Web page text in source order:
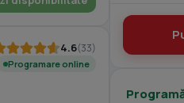
4.6(33)
Programare online